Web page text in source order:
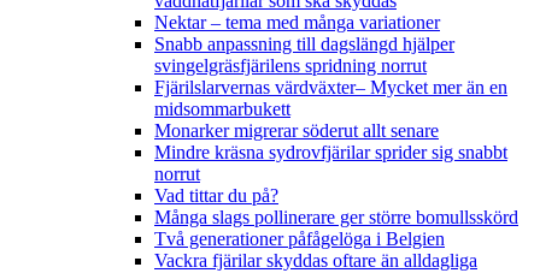
Nektar – tema med många variationer
Snabb anpassning till dagslängd hjälper
svingelgräsfjärilens spridning norrut
Fjärilslarvernas värdväxter– Mycket mer än en
midsommarbukett
Monarker migrerar söderut allt senare
Mindre kräsna sydrovfjärilar sprider sig snabbt
norrut
Vad tittar du på?
Många slags pollinerare ger större bomullsskörd
Två generationer påfågelöga i Belgien
Vackra fjärilar skyddas oftare än alldagliga